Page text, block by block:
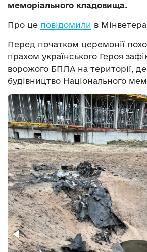
меморіального кладовища.
Про це повідомили в
Перед початком церемонії
прахом українського Героя
ворожого БПЛА на території,
будівництво Національного